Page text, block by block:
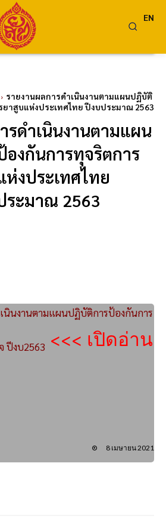
EN
รายงานผลการดำเนินงานตามแผนปฏิบัติ
าสูบแห่งประเทศไทย ปีงบประมาณ 2563
รดำเนินงานตามแผน
งกันการทุจริตการ
งประเทศไทย
ระมาณ 2563
นินงานตามแผนปฏิบัติการป้องกันการ
ปีงบ2563 <<< เปิดอ่าน
8 เมษายน 2021